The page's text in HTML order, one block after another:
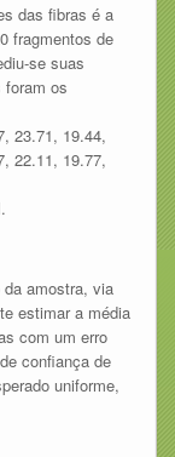
das fibras é a
fragmentos de
se suas
foram os
23.71, 19.44,
22.11, 19.77,
amostra, via
estimar a média
com um erro
confiança de
uniforme,